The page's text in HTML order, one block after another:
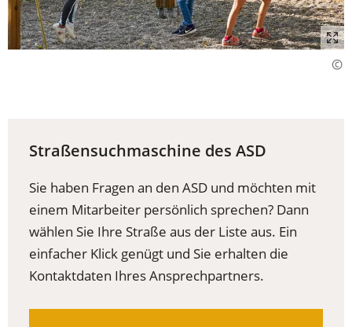
Straßensuchmaschine des ASD
Sie haben Fragen an den ASD und möchten mit
einem Mitarbeiter persönlich sprechen? Dann
wählen Sie Ihre Straße aus der Liste aus. Ein
einfacher Klick genügt und Sie erhalten die
Kontaktdaten Ihres Ansprechpartners.